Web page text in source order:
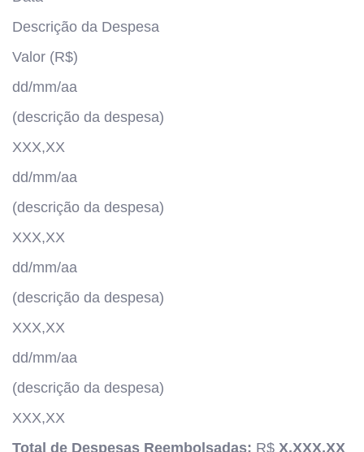
Descrição da Despesa
Valor (R$)
dd/mm/aa
(descrição da despesa)
XXX,XX
dd/mm/aa
(descrição da despesa)
XXX,XX
dd/mm/aa
(descrição da despesa)
XXX,XX
dd/mm/aa
(descrição da despesa)
XXX,XX
Total de Despesas Reembolsadas: R$ X.XXX,XX